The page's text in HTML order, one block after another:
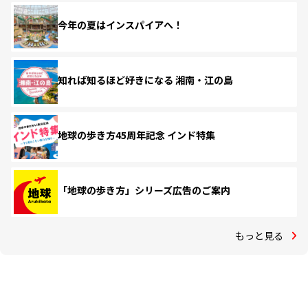
今年の夏はインスパイアへ！
知れば知るほど好きになる 湘南・江の島
地球の歩き方45周年記念 インド特集
「地球の歩き方」シリーズ広告のご案内
もっと見る